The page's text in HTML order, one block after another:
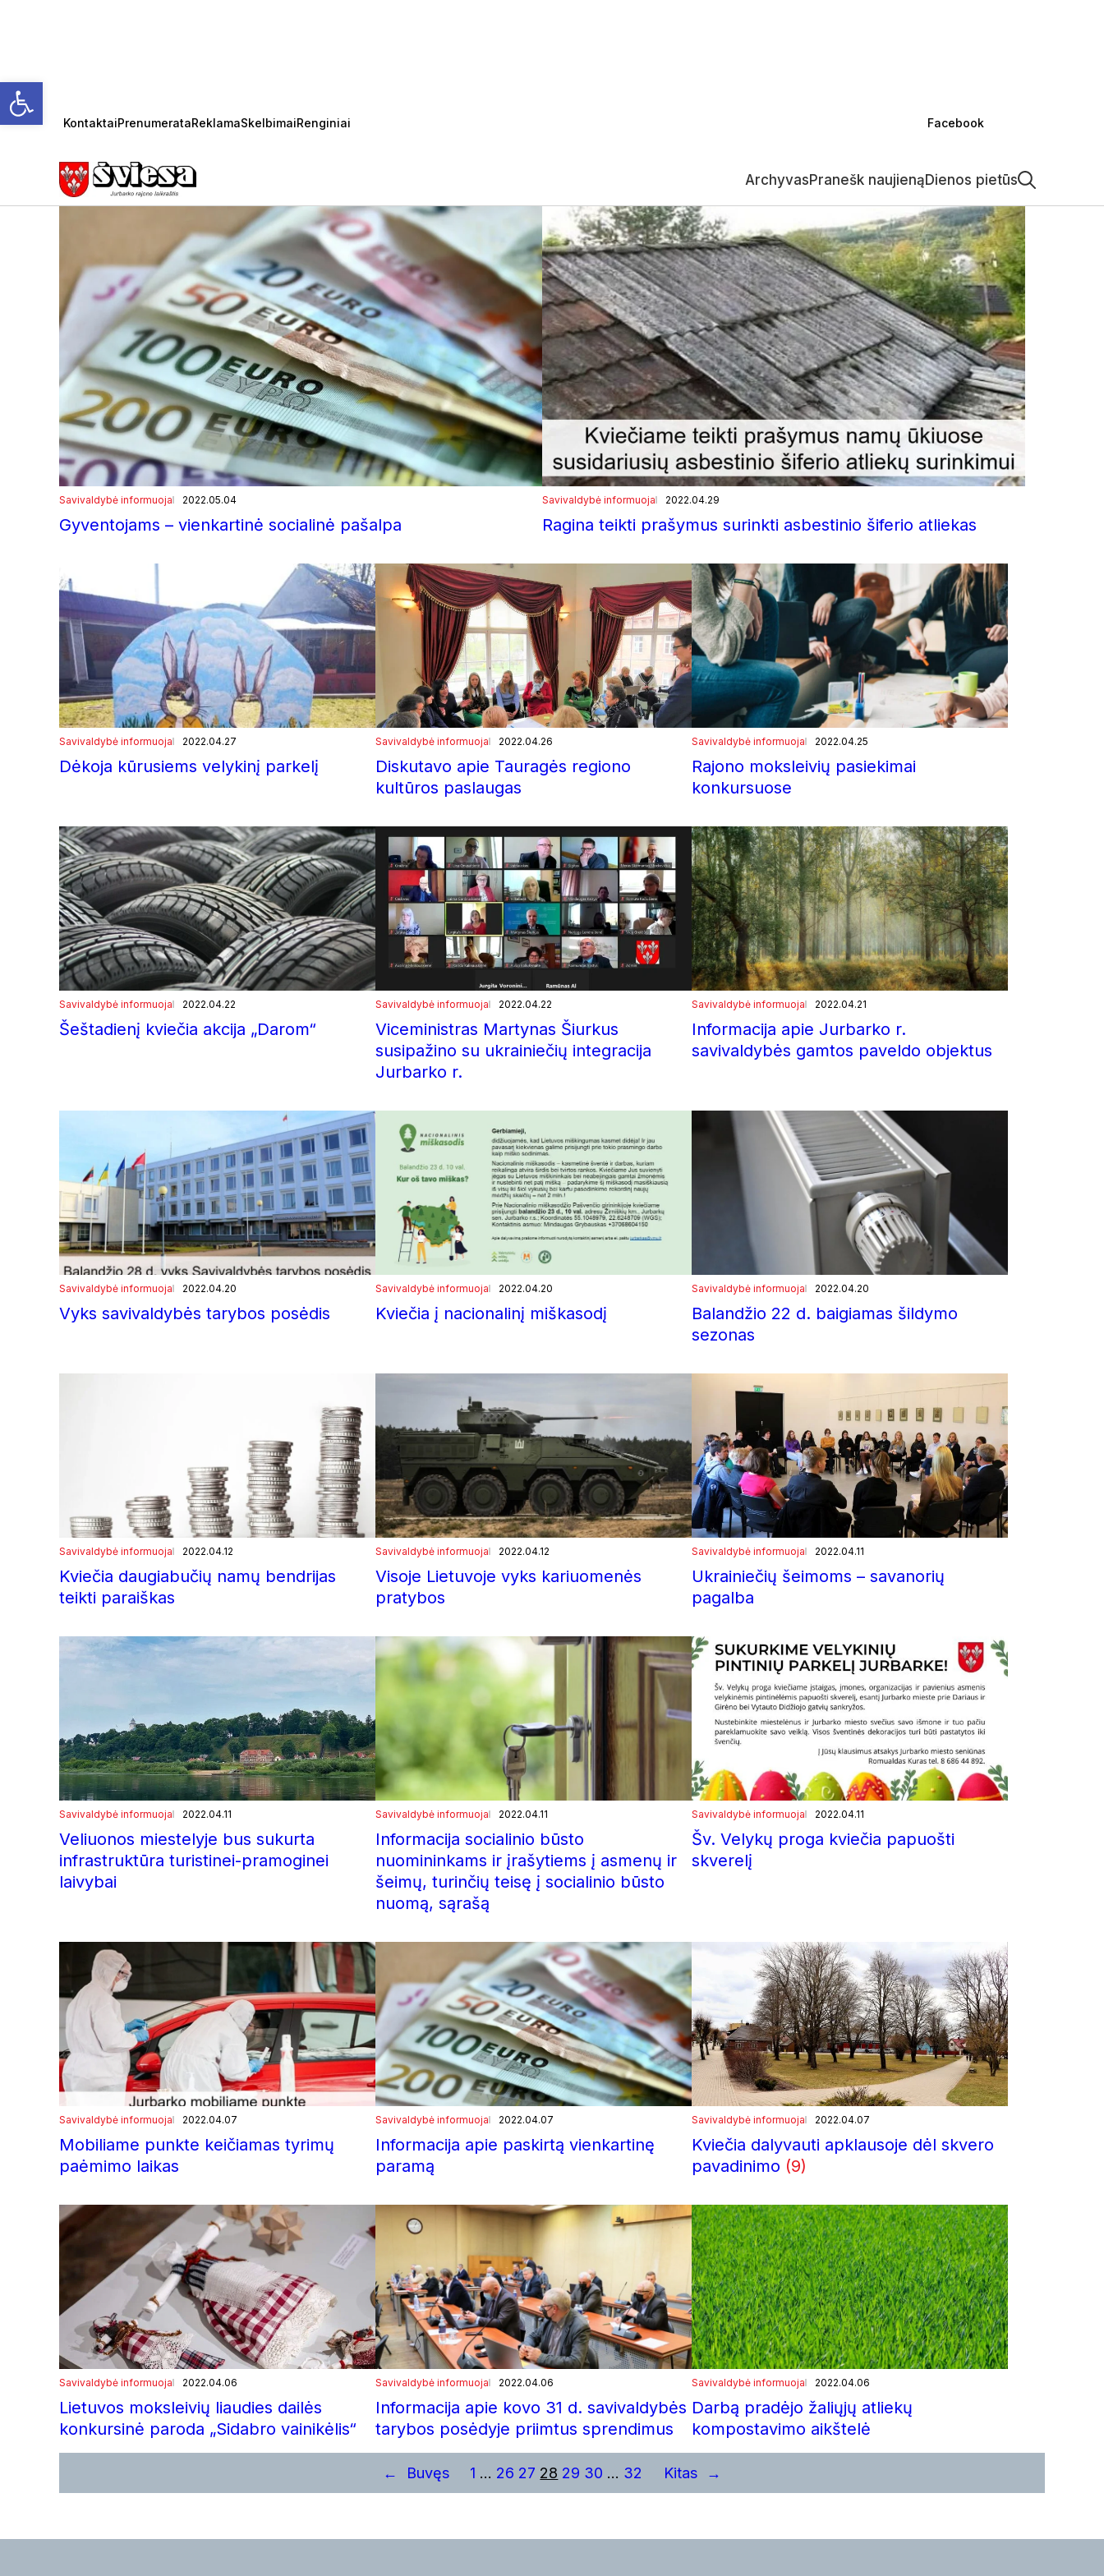
Open toolbar
KontaktaiPrenumerataReklamaSkelbimaiRenginiai Facebook
ArchyvasPranešk naujienąDienos pietūs
Savivaldybė informuoja 2022.05.04
Gyventojams – vienkartinė socialinė pašalpa
Savivaldybė informuoja 2022.04.29
Ragina teikti prašymus surinkti asbestinio šiferio atliekas
Savivaldybė informuoja 2022.04.27
Dėkoja kūrusiems velykinį parkelį
Savivaldybė informuoja 2022.04.26
Diskutavo apie Tauragės regiono
kultūros paslaugas
Savivaldybė informuoja 2022.04.25
Rajono moksleivių pasiekimai
konkursuose
Savivaldybė informuoja 2022.04.22
Šeštadienį kviečia akcija „Darom“
Savivaldybė informuoja 2022.04.22
Viceministras Martynas Šiurkus
susipažino su ukrainiečių integracija
Jurbarko r.
Savivaldybė informuoja 2022.04.21
Informacija apie Jurbarko r.
savivaldybės gamtos paveldo objektus
Savivaldybė informuoja 2022.04.20
Vyks savivaldybės tarybos posėdis
Savivaldybė informuoja 2022.04.20
Kviečia į nacionalinį miškasodį
Savivaldybė informuoja 2022.04.20
Balandžio 22 d. baigiamas šildymo
sezonas
Savivaldybė informuoja 2022.04.12
Kviečia daugiabučių namų bendrijas
teikti paraiškas
Savivaldybė informuoja 2022.04.12
Visoje Lietuvoje vyks kariuomenės
pratybos
Savivaldybė informuoja 2022.04.11
Ukrainiečių šeimoms – savanorių
pagalba
Savivaldybė informuoja 2022.04.11
Veliuonos miestelyje bus sukurta
infrastruktūra turistinei-pramoginei
laivybai
Savivaldybė informuoja 2022.04.11
Informacija socialinio būsto
nuomininkams ir įrašytiems į asmenų ir
šeimų, turinčių teisę į socialinio būsto
nuomą, sąrašą
Savivaldybė informuoja 2022.04.11
Šv. Velykų proga kviečia papuošti
skverelį
Savivaldybė informuoja 2022.04.07
Mobiliame punkte keičiamas tyrimų
paėmimo laikas
Savivaldybė informuoja 2022.04.07
Informacija apie paskirtą vienkartinę
paramą
Savivaldybė informuoja 2022.04.07
Kviečia dalyvauti apklausoje dėl skvero
pavadinimo (9)
Savivaldybė informuoja 2022.04.06
Lietuvos moksleivių liaudies dailės
konkursinė paroda „Sidabro vainikėlis“
Savivaldybė informuoja 2022.04.06
Informacija apie kovo 31 d. savivaldybės
tarybos posėdyje priimtus sprendimus
Savivaldybė informuoja 2022.04.06
Darbą pradėjo žaliųjų atliekų
kompostavimo aikštelė
← Buvęs 1 … 26 27 28 29 30 … 32 Kitas →